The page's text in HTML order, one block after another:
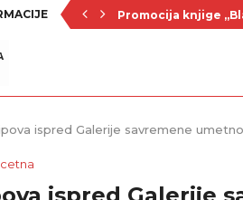
Promocija knjige
ispred Galerije savremene